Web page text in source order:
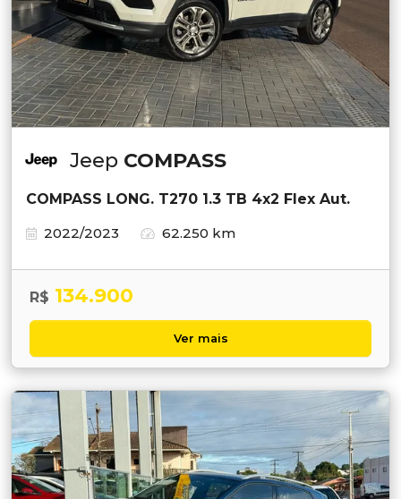
Jeep COMPASS
COMPASS LONG. T270 1.3 TB 4x2 Flex Aut.
2022/2023
62.250 km
R$ 134.900
Ver mais